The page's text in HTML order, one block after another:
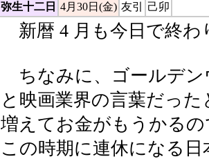
弥生十二日 4月30日(金) 友引 己卯
新暦 4 月も今日で終わ
ちなみに、ゴールデン
と映画業界の言葉だっ
増えてお金がもうかる
この時期に連休になる